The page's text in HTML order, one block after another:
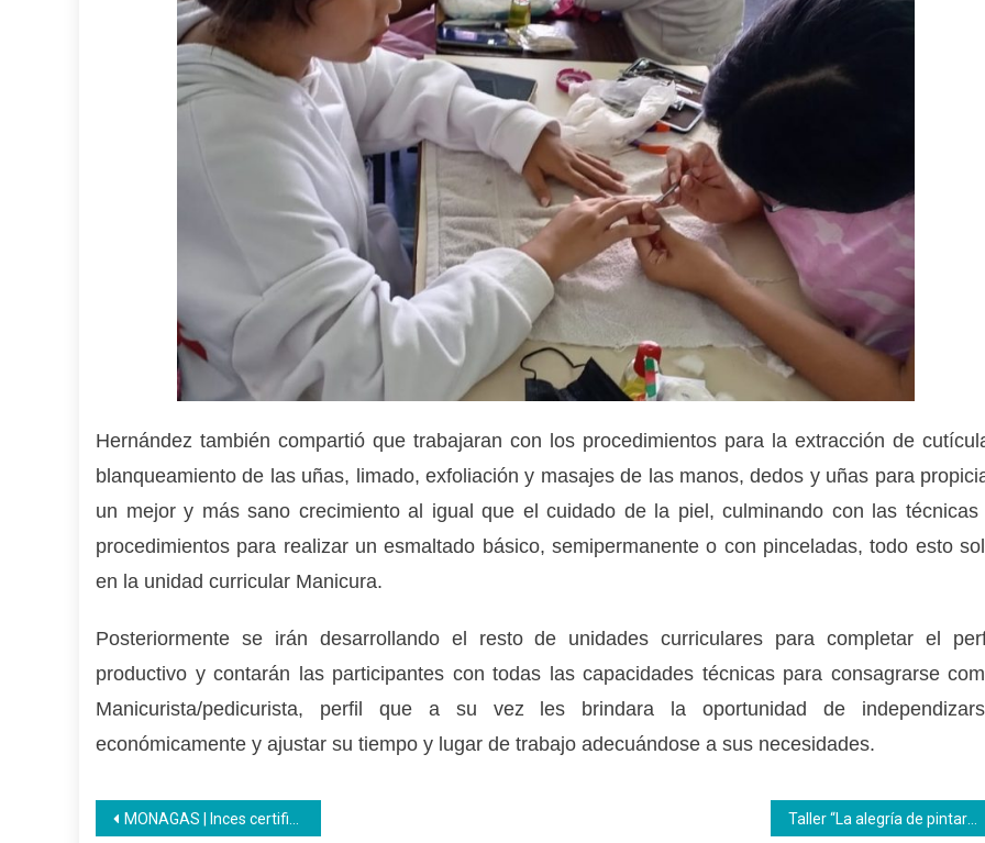
Hernández también compartió que trabajaran con los procedimientos para la extracción de
blanqueamiento de las uñas, limado, exfoliación y masajes de las manos, dedos y uñas para
un mejor y más sano crecimiento al igual que el cuidado de la piel, culminando con las técnicas
procedimientos para realizar un esmaltado básico, semipermanente o con pinceladas, todo esto
en la unidad curricular Manicura.
Posteriormente se irán desarrollando el resto de unidades curriculares para completar el
productivo y contarán las participantes con todas las capacidades técnicas para consagrarse
Manicurista/pedicurista, perfil que a su vez les brindara la oportunidad de
económicamente y ajustar su tiempo y lugar de trabajo adecuándose a sus necesidades.
Navegación
MONAGAS | Inces certifica a privados de libertad del Centro de Formación Hombre Nuevo Nelson Mandela